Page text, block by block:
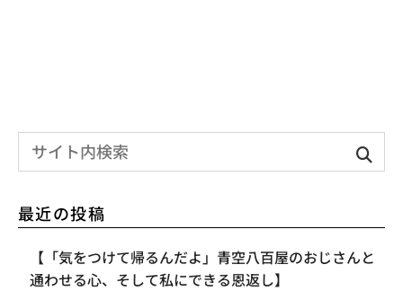
最近の投稿
【「気をつけて帰るんだよ」青空八百屋のおじさんと
通わせる心、そして私にできる恩返し】